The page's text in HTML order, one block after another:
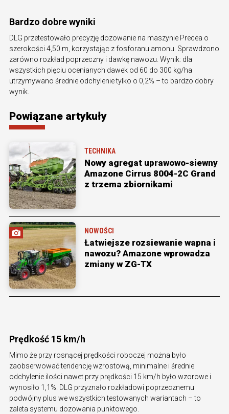
Bardzo dobre wyniki
DLG przetestowało precyzję dozowanie na maszynie Precea o
szerokości 4,50 m, korzystając z fosforanu amonu. Sprawdzono
zarówno rozkład poprzeczny i dawkę nawozu. Wynik: dla
wszystkich pięciu ocenianych dawek od 60 do 300 kg/ha
utrzymywano średnie odchylenie tylko o 0,2% – to bardzo dobry
wynik.
Powiązane artykuły
TECHNIKA
Nowy agregat uprawowo-siewny
Amazone Cirrus 8004-2C Grand
z trzema zbiornikami
NOWOŚCI
Łatwiejsze rozsiewanie wapna i
nawozu? Amazone wprowadza
zmiany w ZG-TX
Prędkość 15 km/h
Mimo że przy rosnącej prędkości roboczej można było
zaobserwować tendencję wzrostową, minimalne i średnie
odchylenie ilości nawet przy prędkości 15 km/h było wzorowe i
wynosiło 1,1%. DLG przyznało rozkładowi poprzecznemu
podwójny plus we wszystkich testowanych wariantach – to
zaleta systemu dozowania punktowego.